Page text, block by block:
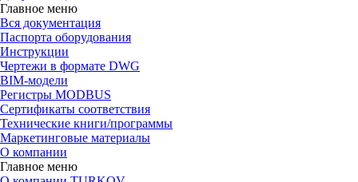
Главное меню
Вся документация
Паспорта оборудования
Инструкции
Чертежи в формате DWG
BIM-модели
Регистры MODBUS
Сертификаты соответствия
Технические книги/программы
Маркетинговые материалы
О компании
Главное меню